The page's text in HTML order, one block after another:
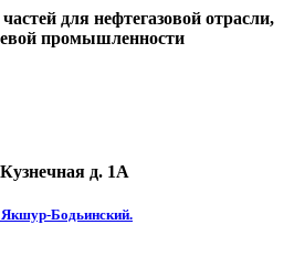
для нефтегазовой отрасли,
промышленности
д. 1А
Бодьинский.